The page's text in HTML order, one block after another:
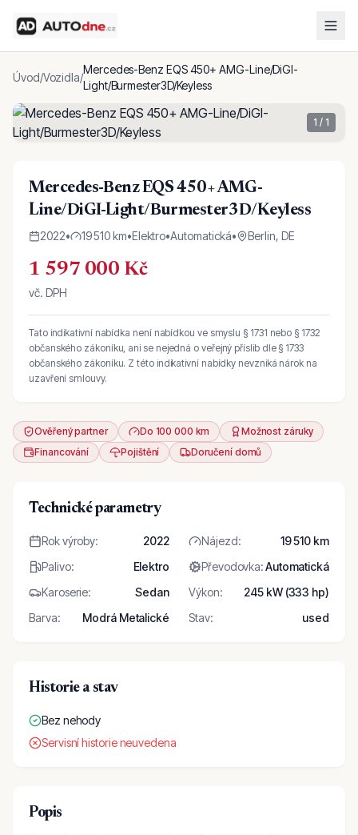
Úvod/Vozidla/
Mercedes-Benz EQS 450+ AMG-Line/DiGI-
Light/Burmester3D/Keyless
1 / 1
Mercedes-Benz EQS 450+ AMG-
Line/DiGI-Light/Burmester3D/Keyless
2022• 19 510 km•Elektro•Automatická• Berlin, DE
1 597 000 Kč
vč. DPH
Tato indikativní nabídka není nabídkou ve smyslu § 1731 nebo § 1732
občanského zákoníku, ani se nejedná o veřejný příslib dle § 1733
občanského zákoníku. Z této indikativní nabídky nevzniká nárok na
uzavření smlouvy.
Ověřený partner Do 100 000 km
Možnost záruky
Financování
Pojištění Doručení domů
Technické parametry
Rok výroby: 2022 Nájezd:
19 510 km
Palivo: Elektro Převodovka:Automatická
Karoserie: Sedan Výkon:
245 kW (333 hp)
Barva: Modrá Metalické Stav: used
Historie a stav
Bez nehody
Servisní historie neuvedena
Popis